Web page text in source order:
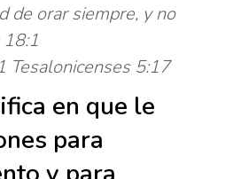
de orar siempre, y no
18:1
Tesalonicenses 5:17
en que le
para